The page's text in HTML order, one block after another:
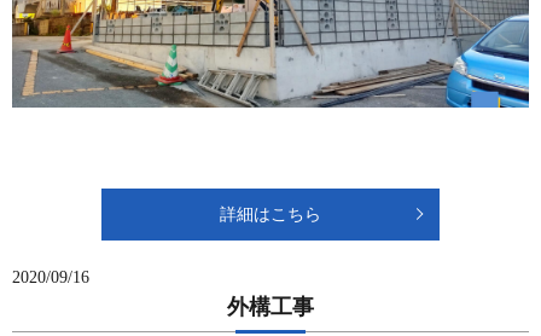
詳細はこちら
2020/09/16
外構工事